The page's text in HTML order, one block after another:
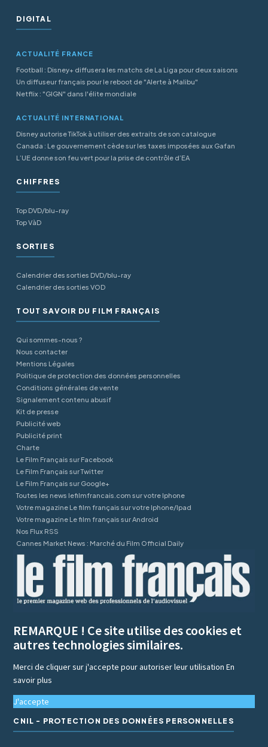
DIGITAL
ACTUALITÉ FRANCE
Football : Disney+ diffusera les matchs de La Liga pour deux saisons
Un diffuseur français pour le reboot de "Alerte à Malibu"
Netflix : "GIGN" dans l'élite mondiale
ACTUALITÉ INTERNATIONAL
Disney autorise TikTok à utiliser des extraits de son catalogue
Canada : Le gouvernement cède sur les taxes imposées aux Gafan
L’UE donne son feu vert pour la prise de contrôle d’EA
CHIFFRES
Top DVD/blu-ray
Top VàD
SORTIES
Calendrier des sorties DVD/blu-ray
Calendrier des sorties VOD
TOUT SAVOIR DU FILM FRANÇAIS
Qui sommes-nous ?
Nous contacter
Mentions Légales
Politique de protection des données personnelles
Conditions générales de vente
Signalement contenu abusif
Kit de presse
Publicité web
Publicité print
Charte
Le Film Français sur Facebook
Le Film Français sur Twitter
Le Film Français sur Google+
Toutes les news lefilmfrancais.com sur votre Iphone
Votre magazine Le film français sur votre Iphone/Ipad
Votre magazine Le film français sur Android
Nos Flux RSS
Cannes Market News : Marché du Film Official Daily
REMARQUE ! Ce site utilise des cookies et
autres technologies similaires.
Merci de cliquer sur j'accepte pour autoriser leur utilisationEn
savoir plus
J'accepte
CNIL - PROTECTION DES DONNÉES PERSONNELLES